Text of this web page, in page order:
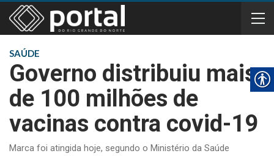
SAÚDE
Governo distribuiu mais
de 100 milhões de
vacinas contra covid-19
Marca foi atingida hoje, segundo o Ministério da Saúde